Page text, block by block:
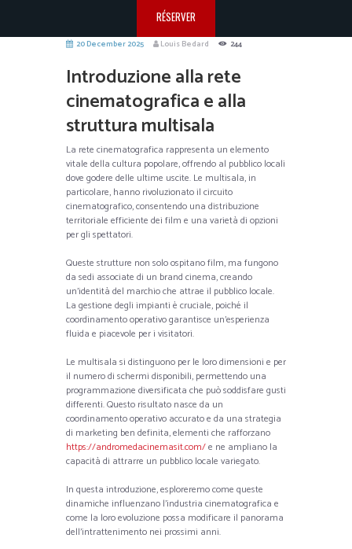
RÉSERVER
20 December 2025 Louis Bedard 244
Introduzione alla rete
cinematografica e alla
struttura multisala
La rete cinematografica rappresenta un elemento
vitale della cultura popolare, offrendo al pubblico locali
dove godere delle ultime uscite. Le multisala, in
particolare, hanno rivoluzionato il circuito
cinematografico, consentendo una distribuzione
territoriale efficiente dei film e una varietà di opzioni
per gli spettatori.
Queste strutture non solo ospitano film, ma fungono
da sedi associate di un brand cinema, creando
un’identità del marchio che attrae il pubblico locale.
La gestione degli impianti è cruciale, poiché il
coordinamento operativo garantisce un’esperienza
fluida e piacevole per i visitatori.
Le multisala si distinguono per le loro dimensioni e per
il numero di schermi disponibili, permettendo una
programmazione diversificata che può soddisfare gusti
differenti. Questo risultato nasce da un
coordinamento operativo accurato e da una strategia
di marketing ben definita, elementi che rafforzano
https://andromedacinemasit.com/e ne ampliano la
capacità di attrarre un pubblico locale variegato.
In questa introduzione, esploreremo come queste
dinamiche influenzano l’industria cinematografica e
come la loro evoluzione possa modificare il panorama
dell’intrattenimento nei prossimi anni.